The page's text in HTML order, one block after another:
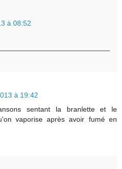
à 08:52
à 19:42
sentant la branlette et le
vaporise après avoir fumé en